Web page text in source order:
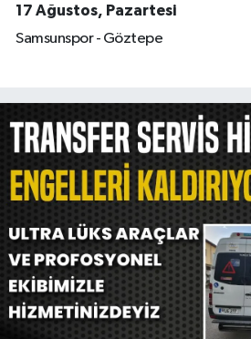
17 Ağustos, Pazartesi
Samsunspor - Göztepe